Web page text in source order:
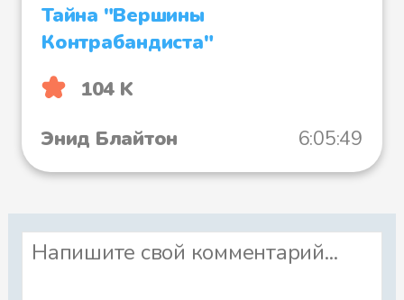
Файл 35
Файл 36
Тайна "Вершины
Контрабандиста"
104 K
Энид Блайтон
6:05:49